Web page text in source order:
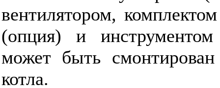
вентилятором,
(опция) и
может быть
котла.